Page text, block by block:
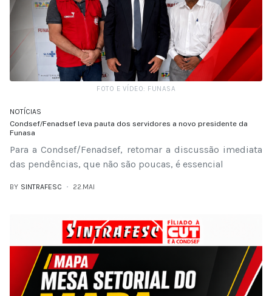
FOTO E VÍDEO: FUNASA
NOTÍCIAS
Condsef/Fenadsef leva pauta dos servidores a novo presidente da
Funasa
Para a Condsef/Fenadsef, retomar a discussão imediata
das pendências, que não são poucas, é essencial
BY SINTRAFESC 22.MAI